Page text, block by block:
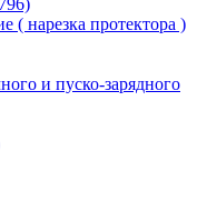
( нарезка протектора )
и пуско-зарядного